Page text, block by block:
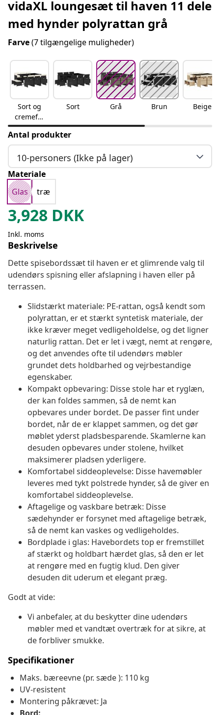
vidaXL loungesæt til haven 11 dele
med hynder polyrattan grå
Farve(7 tilgængelige muligheder)
Sort og
cremefar
vet
Sort Grå Brun Beige
Antal produkter
10-personers (Ikke på lager)
Materiale
Glas
træ
3,928 DKK
Inkl. moms
Beskrivelse
Dette spisebordssæt til haven er et glimrende valg til
udendørs spisning eller afslapning i haven eller på
terrassen.
Slidstærkt materiale: PE-rattan, også kendt som
polyrattan, er et stærkt syntetisk materiale, der
ikke kræver meget vedligeholdelse, og det ligner
naturlig rattan. Det er let i vægt, nemt at rengøre,
og det anvendes ofte til udendørs møbler
grundet dets holdbarhed og vejrbestandige
egenskaber.
Kompakt opbevaring: Disse stole har et ryglæn,
der kan foldes sammen, så de nemt kan
opbevares under bordet. De passer fint under
bordet, når de er klappet sammen, og det gør
møblet yderst pladsbesparende. Skamlerne kan
desuden opbevares under stolene, hvilket
maksimerer pladsen yderligere.
Komfortabel siddeoplevelse: Disse havemøbler
leveres med tykt polstrede hynder, så de giver en
komfortabel siddeoplevelse.
Aftagelige og vaskbare betræk: Disse
sædehynder er forsynet med aftagelige betræk,
så de nemt kan vaskes og vedligeholdes.
Bordplade i glas: Havebordets top er fremstillet
af stærkt og holdbart hærdet glas, så den er let
at rengøre med en fugtig klud. Den giver
desuden dit uderum et elegant præg.
Godt at vide:
Vi anbefaler, at du beskytter dine udendørs
møbler med et vandtæt overtræk for at sikre, at
de forbliver smukke.
Specifikationer
Maks. bæreevne (pr. sæde ): 110 kg
UV-resistent
Montering påkrævet: Ja